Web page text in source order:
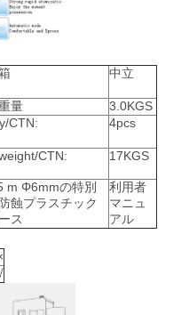
中立
量
3.0KGS
CTN: 4pcs
CTN: 17KGS
m Φ6mmの特別
蝕プラスチック
ス
利用者
マニュ
アル